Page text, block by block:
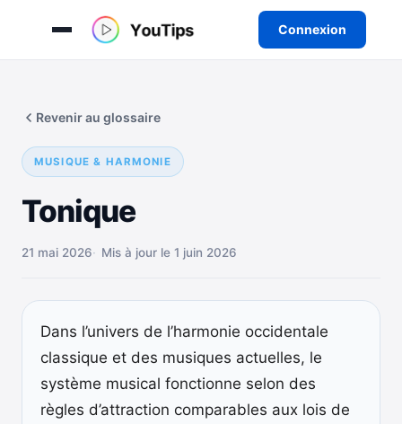
Connexion
contenu
MUSIQUE & HARMONIE
Tonique
Revenir au glossaire
21 mai 2026 Mis à jour le 1 juin 2026
Dans l’univers de l’harmonie occidentale
classique et des musiques actuelles, le
système musical fonctionne selon des
règles d’attraction comparables aux lois de